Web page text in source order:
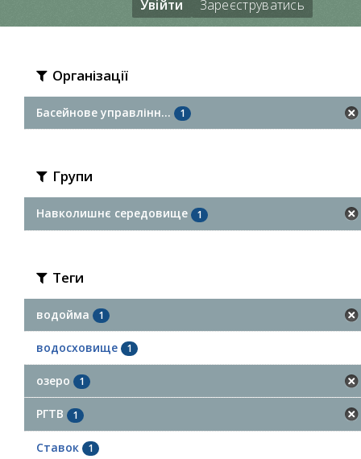
Увійти Зареєструватись
Організації
Басейнове управлінн... 1
Групи
Навколишнє середовище 1
Теги
водойма 1
водосховище 1
озеро 1
РГТВ 1
Ставок 1